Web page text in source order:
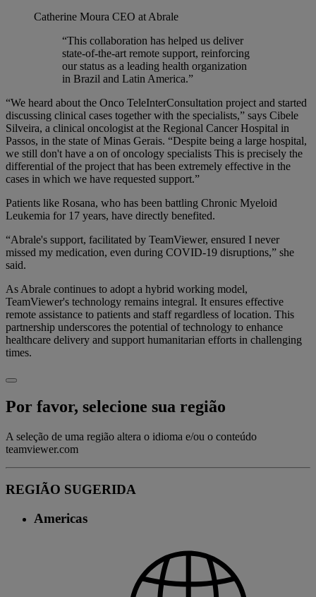
Catherine Moura CEO at Abrale
“This collaboration has helped us deliver
state-of-the-art remote support, reinforcing
our status as a leading health organization
in Brazil and Latin America.”
“We heard about the Onco TeleInterConsultation project and started
discussing clinical cases together with the specialists,” says Cibele
Silveira, a clinical oncologist at the Regional Cancer Hospital in
Passos, in the state of Minas Gerais. “Despite being a large hospital,
we still don't have a on of oncology specialists This is precisely the
differential of the project that has been extremely effective in the
cases in which we have requested support.”
Patients like Rosana, who has been battling Chronic Myeloid
Leukemia for 17 years, have directly benefited.
“Abrale's support, facilitated by TeamViewer, ensured I never
missed my medication, even during COVID-19 disruptions,” she
said.
As Abrale continues to adopt a hybrid working model,
TeamViewer's technology remains integral. It ensures effective
remote assistance to patients and staff regardless of location. This
partnership underscores the potential of technology to enhance
healthcare delivery and support humanitarian efforts in challenging
times.
Por favor, selecione sua região
A seleção de uma região altera o idioma e/ou o conteúdo
teamviewer.com
REGIÃO SUGERIDA
Americas